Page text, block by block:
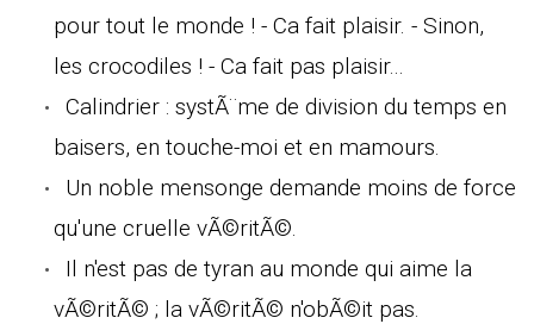
pour tout le monde ! - Ca fait plaisir. - Sinon,
les crocodiles ! - Ca fait pas plaisir...
Calindrier : systÃ¨me de division du temps en
baisers, en touche-moi et en mamours.
Un noble mensonge demande moins de force
qu'une cruelle vÃ©ritÃ©.
Il n'est pas de tyran au monde qui aime la
vÃ©ritÃ© ; la vÃ©ritÃ© n'obÃ©it pas.